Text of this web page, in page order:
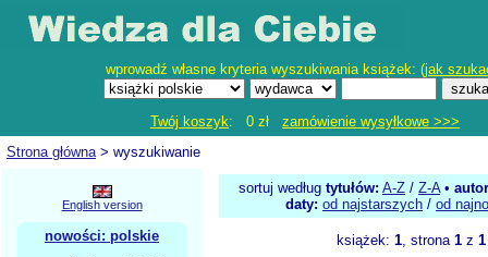
wprowadź własne kryteria wyszukiwania książek: (jak
Twój koszyk: 0 zł zamówienie wysyłkowe >>>
Strona główna> wyszukiwanie
English version
nowości: polskie
sortuj według tytułów: A-Z / Z-A•
daty: od najstarszych / od
książek: 1, strona 1 z 1